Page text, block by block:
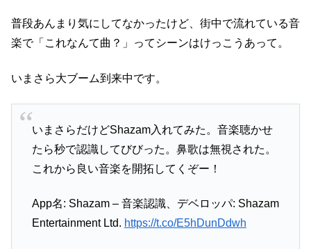
普段あんまり気にしてなかったけど、街中で流れている音
楽で「これなんて曲？」ってシーンはけっこうあって。
いまさら大ブーム到来中です。
いまさらだけどShazam入れてみた。音楽聴かせ
たら秒で認識してびびった。鼻歌は無視された。
これから良い音楽を開拓してくぞー！
App名: Shazam – 音楽認識、デベロッパ: Shazam
Entertainment Ltd. https://t.co/E5hDunDdwh